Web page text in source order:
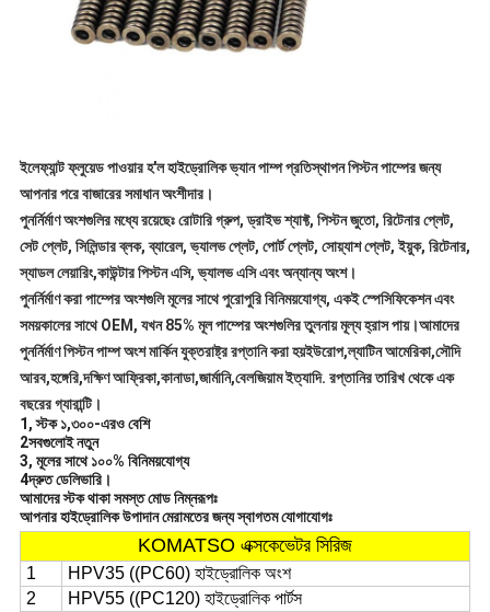
ইলেফ্যান্ট ফ্লুয়েড পাওয়ার হ'ল হাইড্রোলিক ভ্যান পাম্প প্রতিস্থাপন পিস্টন পাম্পের জন্য
আপনার পরে বাজারের সমাধান অংশীদার।
পুনর্নির্মাণ অংশগুলির মধ্যে রয়েছেঃ রোটারি গ্রুপ, ড্রাইভ শ্যাফ্ট, পিস্টন জুতো, রিটেনার প্লেট,
সেট প্লেট, সিলিন্ডার ব্লক, ব্যারেল, ভ্যালভ প্লেট, পোর্ট প্লেট, সোয়্যাশ প্লেট, ইয়ুক, রিটেনার,
স্যাডল লেয়ারিং,কাউন্টার পিস্টন এসি, ভ্যালভ এসি এবং অন্যান্য অংশ।
পুনর্নির্মাণ করা পাম্পের অংশগুলি মূলের সাথে পুরোপুরি বিনিময়যোগ্য, একই স্পেসিফিকেশন এবং
সময়কালের সাথে OEM, যখন 85% মূল পাম্পের অংশগুলির তুলনায় মূল্য হ্রাস পায়।আমাদের
পুনর্নির্মাণ পিস্টন পাম্প অংশ মার্কিন যুক্তরাষ্ট্র রপ্তানি করা হয়ইউরোপ,ল্যাটিন আমেরিকা,সৌদি
আরব,হঙ্গেরি,দক্ষিণ আফ্রিকা,কানাডা,জার্মানি,বেলজিয়াম ইত্যাদি. রপ্তানির তারিখ থেকে এক
বছরের গ্যারান্টি।
1, স্টক ১,৩০০-এরও বেশি
2সবগুলোই নতুন
3, মূলের সাথে ১০০% বিনিময়যোগ্য
4দ্রুত ডেলিভারি।
আমাদের স্টক থাকা সমস্ত মোড নিম্নরূপঃ
আপনার হাইড্রোলিক উপাদান মেরামতের জন্য স্বাগতম যোগাযোগঃ
KOMATSO এক্সকেভেটর সিরিজ
1
HPV35 ((PC60) হাইড্রোলিক অংশ
2
HPV55 ((PC120) হাইড্রোলিক পার্টস